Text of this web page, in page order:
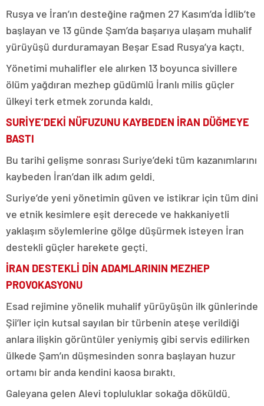
Rusya ve İran’ın desteğine rağmen 27 Kasım’da İdlib’te
başlayan ve 13 günde Şam’da başarıya ulaşam muhalif
yürüyüşü durduramayan Beşar Esad Rusya’ya kaçtı.
Yönetimi muhalifler ele alırken 13 boyunca sivillere
ölüm yağdıran mezhep güdümlü İranlı milis güçler
ülkeyi terk etmek zorunda kaldı.
SURİYE’DEKİ NÜFUZUNU KAYBEDEN İRAN DÜĞMEYE
BASTI
Bu tarihi gelişme sonrası Suriye’deki tüm kazanımlarını
kaybeden İran’dan ilk adım geldi.
Suriye’de yeni yönetimin güven ve istikrar için tüm dini
ve etnik kesimlere eşit derecede ve hakkaniyetli
yaklaşım söylemlerine gölge düşürmek isteyen İran
destekli güçler harekete geçti.
İRAN DESTEKLİ DİN ADAMLARININ MEZHEP
PROVOKASYONU
Esad rejimine yönelik muhalif yürüyüşün ilk günlerinde
Şii’ler için kutsal sayılan bir türbenin ateşe verildiği
anlara ilişkin görüntüler yeniymiş gibi servis edilirken
ülkede Şam’ın düşmesinden sonra başlayan huzur
ortamı bir anda kendini kaosa bıraktı.
Galeyana gelen Alevi topluluklar sokağa döküldü.